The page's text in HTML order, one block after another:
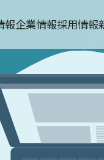
報企業情報採用情報